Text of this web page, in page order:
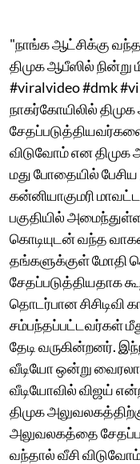
"நாங்க ஆட்சிக்கு
திமுக ஆபீஸில்
#viralvideo #dmk
நாகர்கோயிலில்
விடுவோம் என திமுக
மது போதையில்
கன்னியாகுமரி
பகுதியில்
கொடியுடன் வந்த
தங்களுக்குள் மோதி
சேதப்படுத்தியதாக
தொடர்பான சிசிடிவி
சம்பந்தப்பட்டவர்கள்
தேடி வருகின்றனர்.
வீடியோ ஒன்று
வீடியோவில் விஜய்
திமுக
அலுவலகத்தை
வந்தால் வீசி